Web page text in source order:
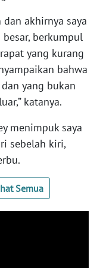
dan akhirnya saya
berkumpul
yang kurang
bahwa
yang bukan
katanya.
menimpuk saya
sebelah kiri,
Semua